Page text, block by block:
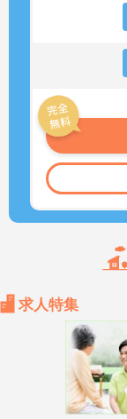
求人特集